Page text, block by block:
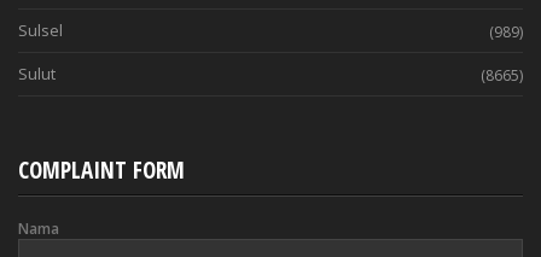
Sulsel (989)
Sulut (8665)
COMPLAINT FORM
Nama